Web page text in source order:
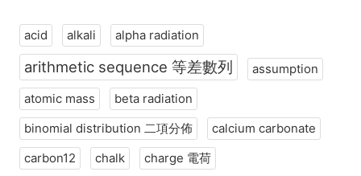
acid alkali alpha radiation
arithmetic sequence 等差數列
assumption
atomic mass
beta radiation
binomial distribution 二項分佈
calcium carbonate
carbon12
chalk
charge 電荷